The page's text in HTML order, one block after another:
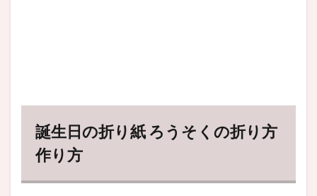
誕生日の折り紙 ろうそくの折り方
作り方